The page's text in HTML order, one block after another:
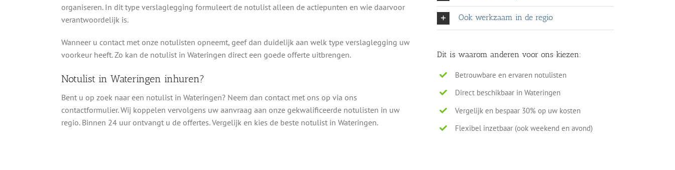
organiseren. In dit type verslaglegging formuleert de notulist alleen de actiepunten en wie daarvoor
verantwoordelijk is.
Wanneer u contact met onze notulisten opneemt, geef dan duidelijk aan welk type verslaglegging uw
voorkeur heeft. Zo kan de notulist in Wateringen direct een goede offerte uitbrengen.
Notulist in Wateringen inhuren?
Bent u op zoek naar een notulist in Wateringen? Neem dan contact met ons op via ons
contactformulier. Wij koppelen vervolgens uw aanvraag aan onze gekwalificeerde notulisten in uw
regio. Binnen 24 uur ontvangt u de offertes. Vergelijk en kies de beste notulist in Wateringen.
Ook werkzaam in de regio
Dit is waarom anderen voor ons kiezen:
Betrouwbare en ervaren notulisten
Direct beschikbaar in Wateringen
Vergelijk en bespaar 30% op uw kosten
Flexibel inzetbaar (ook weekend en avond)